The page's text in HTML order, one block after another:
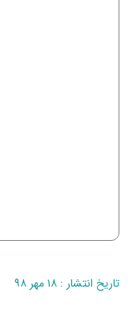
تاریخ انتشار : ۱۸ مهر ۹۸